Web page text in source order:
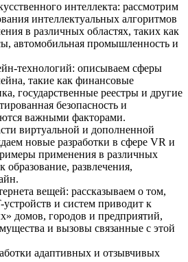
интеллекта: рассмотрим
интеллектуальных алгоритмов
в различных областях, таких как
автомобильная промышленность и
технологий: описываем сферы
такие как финансовые
государственные реестры и другие
безопасность и
важными факторами.
виртуальной и дополненной
новые разработки в сфере VR и
применения в различных
образование, развлечения,
вещей: рассказываем о том,
устройств и систем приводит к
домов, городов и предприятий,
и вызовы связанные с этой
адаптивных и отзывчивых